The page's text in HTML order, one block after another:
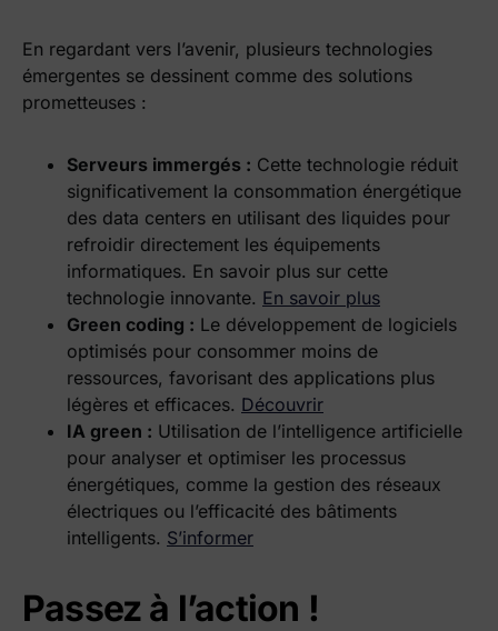
En regardant vers l’avenir, plusieurs technologies
émergentes se dessinent comme des solutions
prometteuses :
Serveurs immergés : Cette technologie réduit
significativement la consommation énergétique
des data centers en utilisant des liquides pour
refroidir directement les équipements
informatiques. En savoir plus sur cette
technologie innovante. En savoir plus
Green coding : Le développement de logiciels
optimisés pour consommer moins de
ressources, favorisant des applications plus
légères et efficaces. Découvrir
IA green : Utilisation de l’intelligence artificielle
pour analyser et optimiser les processus
énergétiques, comme la gestion des réseaux
électriques ou l’efficacité des bâtiments
intelligents. S’informer
Passez à l’action !